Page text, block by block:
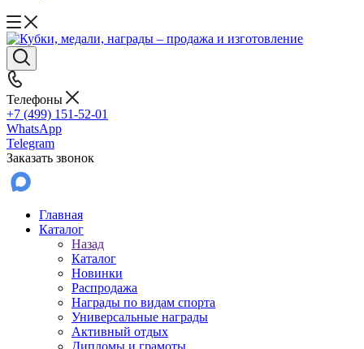
Телефоны
+7 (499) 151-52-01
WhatsApp
Telegram
Заказать звонок
Главная
Каталог
Назад
Каталог
Новинки
Распродажа
Награды по видам спорта
Универсальные награды
Активный отдых
Дипломы и грамоты